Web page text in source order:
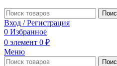
Вход / Регистрация
0 Избранное
0 элемент 0 ₽
Меню